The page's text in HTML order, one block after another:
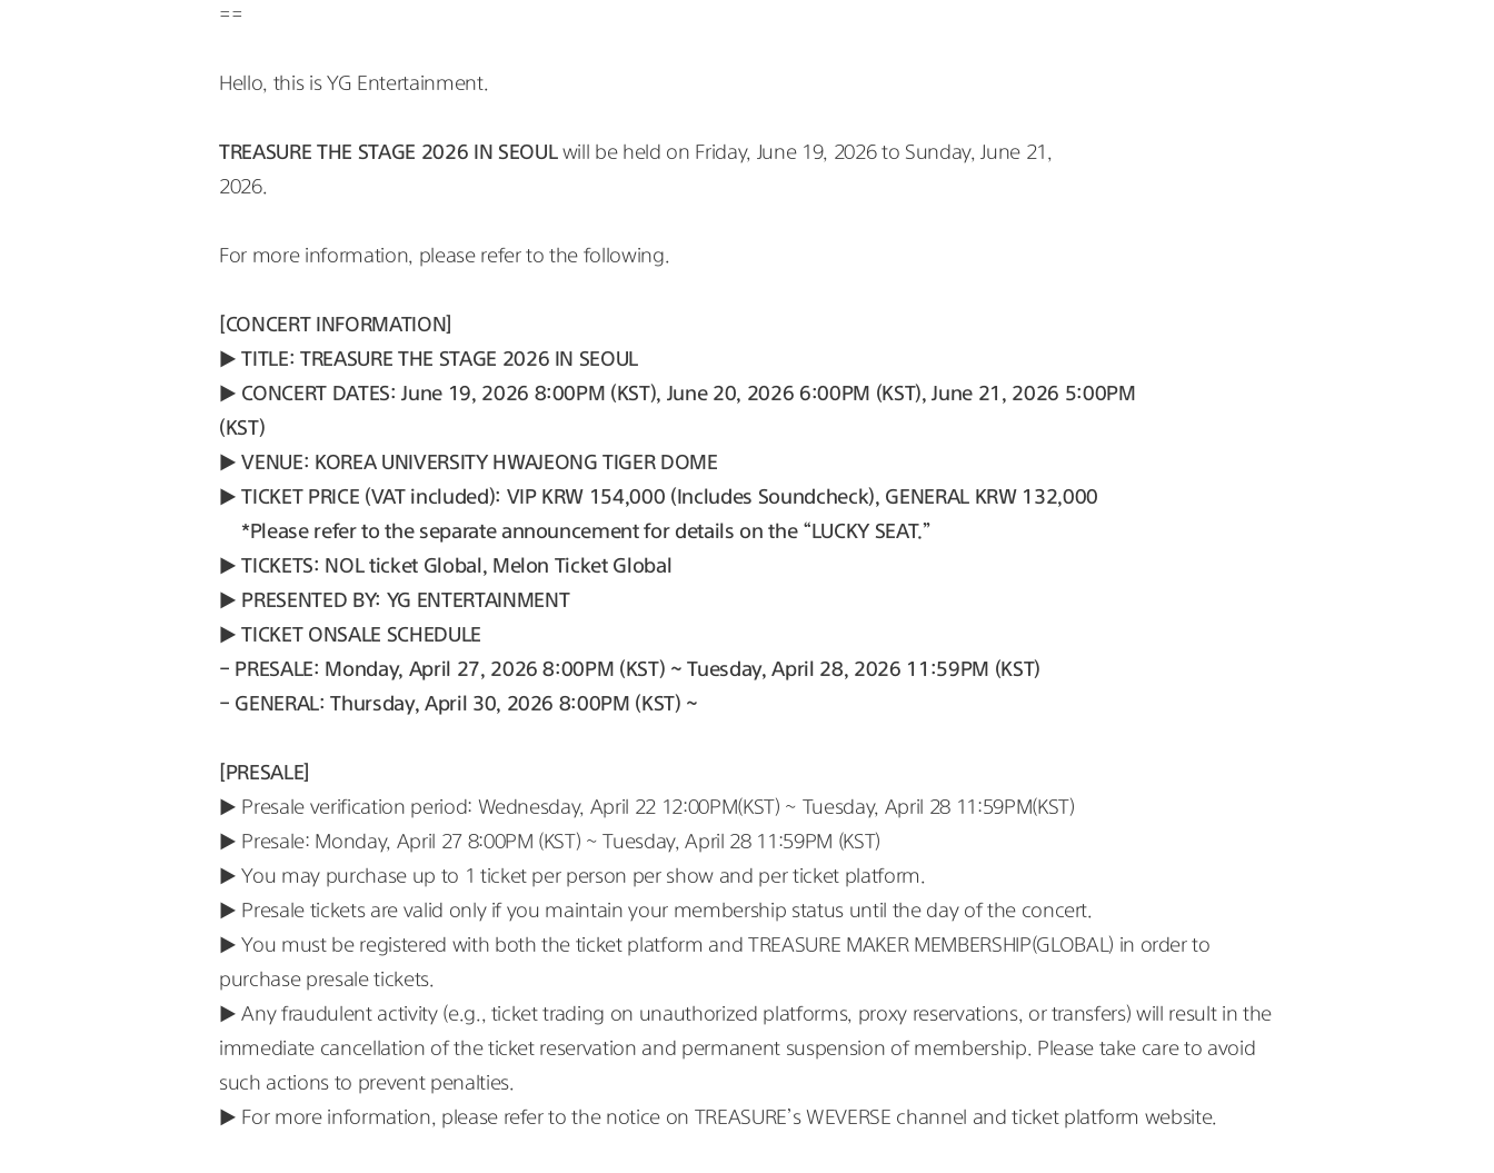
==
Hello, this is YG Entertainment.
TREASURE THE STAGE 2026 IN SEOUL will be held on Friday, June 19, 2026 to Sunday, June 21,
2026.
For more information, please refer to the following.
[CONCERT INFORMATION]
▶ TITLE: TREASURE THE STAGE 2026 IN SEOUL
▶ CONCERT DATES: June 19, 2026 8:00PM (KST), June 20, 2026 6:00PM (KST), June 21, 2026 5:00PM
(KST)
▶ VENUE: KOREA UNIVERSITY HWAJEONG TIGER DOME
▶ TICKET PRICE (VAT included): VIP KRW 154,000 (Includes Soundcheck), GENERAL KRW 132,000
*Please refer to the separate announcement for details on the “LUCKY SEAT.”
▶ TICKETS: NOL ticket Global, Melon Ticket Global
▶ PRESENTED BY: YG ENTERTAINMENT
▶ TICKET ONSALE SCHEDULE
- PRESALE: Monday, April 27, 2026 8:00PM (KST) ~ Tuesday, April 28, 2026 11:59PM (KST)
- GENERAL: Thursday, April 30, 2026 8:00PM (KST) ~
[PRESALE]
▶ Presale verification period: Wednesday, April 22 12:00PM(KST) ~ Tuesday, April 28 11:59PM(KST)
▶ Presale: Monday, April 27 8:00PM (KST) ~ Tuesday, April 28 11:59PM (KST)
▶ You may purchase up to 1 ticket per person per show and per ticket platform.
▶ Presale tickets are valid only if you maintain your membership status until the day of the concert.
▶ You must be registered with both the ticket platform and TREASURE MAKER MEMBERSHIP(GLOBAL) in order to
purchase presale tickets.
▶ Any fraudulent activity (e.g., ticket trading on unauthorized platforms, proxy reservations, or transfers) will result in the
immediate cancellation of the ticket reservation and permanent suspension of membership. Please take care to avoid
such actions to prevent penalties.
▶ For more information, please refer to the notice on TREASURE’s WEVERSE channel and ticket platform website.